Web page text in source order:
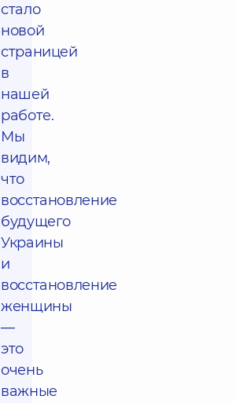
стало
новой
страницей
в
нашей
работе.
Мы
видим,
что
восстановление
будущего
Украины
и
восстановление
женщины
—
это
очень
важные